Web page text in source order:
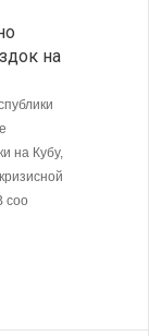
на
на Кубу,
соо